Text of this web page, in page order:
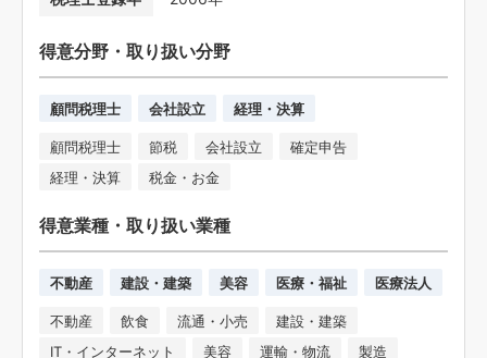
得意分野・取り扱い分野
顧問税理士 会社設立 経理・決算
顧問税理士 節税 会社設立
確定申告
経理・決算
税金・お金
得意業種・取り扱い業種
不動産 建設・建築 美容 医療・福祉 医療法人
不動産 飲食 流通・小売
建設・建築
IT・インターネット
美容 運輸・物流
製造